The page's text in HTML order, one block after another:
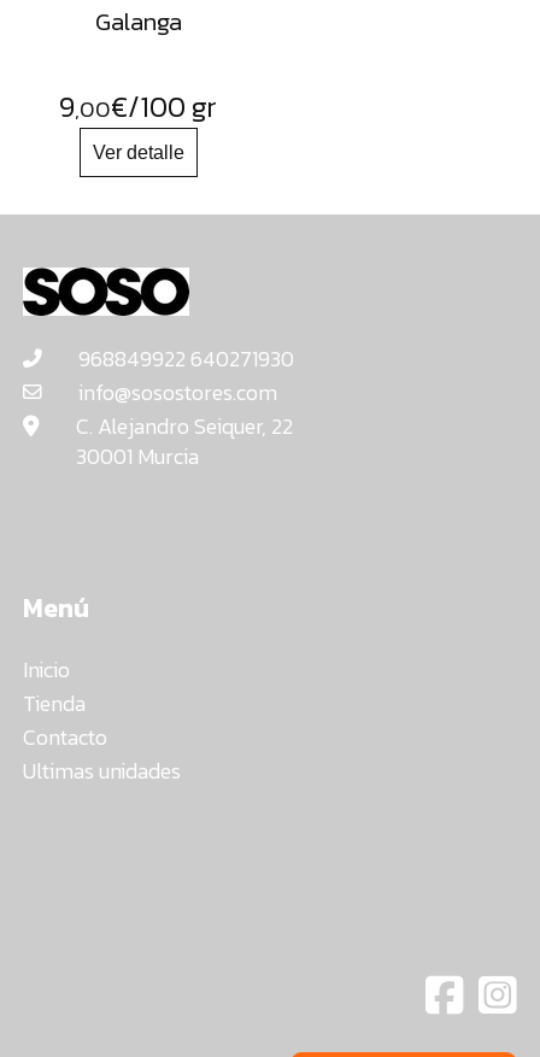
Galanga
9,00€/100 gr
968849922 640271930
info@sosostores.com
C. Alejandro Seiquer, 22
30001 Murcia
Menú
Inicio
Tienda
Contacto
Ultimas unidades